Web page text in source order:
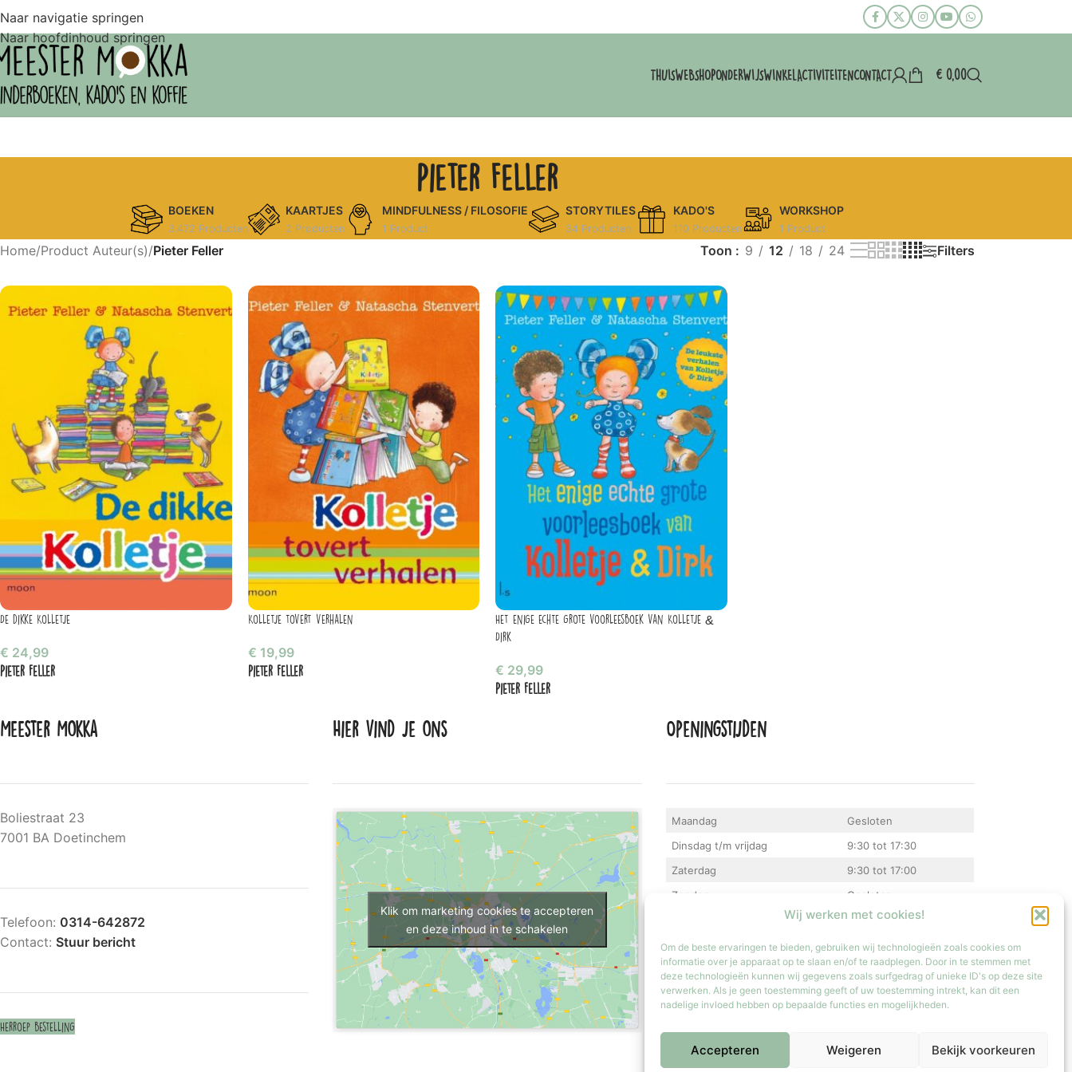
Wij werken met cookies!
Om de beste ervaringen te bieden, gebruiken wij technologieën zoals cookies om
informatie over je apparaat op te slaan en/of te raadplegen. Door in te stemmen met
deze technologieën kunnen wij gegevens zoals surfgedrag of unieke ID's op deze site
verwerken. Als je geen toestemming geeft of uw toestemming intrekt, kan dit een
nadelige invloed hebben op bepaalde functies en mogelijkheden.
Accepteren Weigeren Bekijk voorkeuren
Naar navigatie springen
Naar hoofdinhoud springen
THUISWEBSHOPONDERWIJSWINKELACTIVITEITENCONTACT €0,00
Pieter Feller
BOEKEN
3.472 Producten
KAARTJES
2 Producten
MINDFULNESS / FILOSOFIE
1 Product
STORYTILES
34 Producten
KADO'S
110 Producten
WORKSHOP
1 Product
Home/Product Auteur(s)/Pieter Feller Toon 9 12 18 24 Filters
De dikke Kolletje
€ 24,99
Pieter Feller
Kolletje tovert verhalen
€ 19,99
Pieter Feller
Het enige echte grote voorleesboek van Kolletje &
Dirk
€ 29,99
Pieter Feller
Meester Mokka
Boliestraat 23
7001 BA Doetinchem
Telefoon: 0314-642872
Contact: Stuur bericht
Herroep bestelling
Hier vind je ons
Klik om marketing cookies te accepteren
en deze inhoud in te schakelen
Openingstijden
Maandag
Gesloten
Dinsdag t/m vrijdag
9:30 tot 17:30
Zaterdag
9:30 tot 17:00
Zondag
Gesloten
Iedere laatste zondag van de maand van 12:00 tot 17:00